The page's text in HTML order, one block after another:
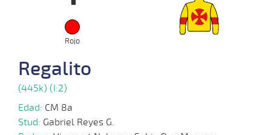
Rojo
Regalito
(445k) (I:2)
Edad: CM 8a
Stud: Gabriel Reyes G.